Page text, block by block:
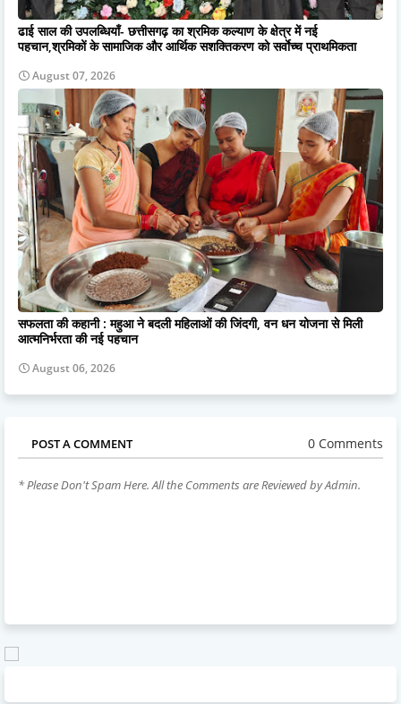
ढाई साल की उपलब्धियाँ- छत्तीसगढ़ का श्रमिक कल्याण के क्षेत्र में नई
पहचान,श्रमिकों के सामाजिक और आर्थिक सशक्तिकरण को सर्वाेच्च प्राथमिकता
August 07, 2026
सफलता की कहानी : महुआ ने बदली महिलाओं की जिंदगी, वन धन योजना से मिली
आत्मनिर्भरता की नई पहचान
August 06, 2026
POST A COMMENT 0 Comments
* Please Don't Spam Here. All the Comments are Reviewed by Admin.